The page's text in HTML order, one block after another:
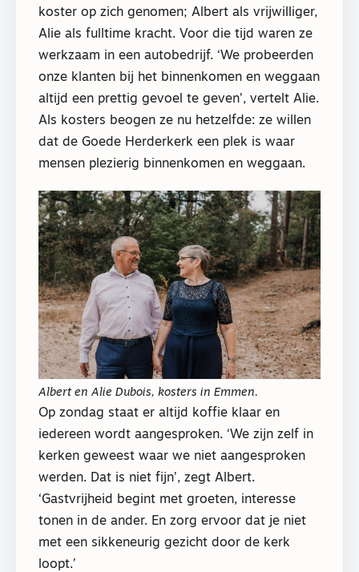
koster op zich genomen; Albert als vrijwilliger,
Alie als fulltime kracht. Voor die tijd waren ze
werkzaam in een autobedrijf. ‘We probeerden
onze klanten bij het binnenkomen en weggaan
altijd een prettig gevoel te geven’, vertelt Alie.
Als kosters beogen ze nu hetzelfde: ze willen
dat de Goede Herderkerk een plek is waar
mensen plezierig binnenkomen en weggaan.
Albert en Alie Dubois, kosters in Emmen.
Op zondag staat er altijd koffie klaar en
iedereen wordt aangesproken. ‘We zijn zelf in
kerken geweest waar we niet aangesproken
werden. Dat is niet fijn’, zegt Albert.
‘Gastvrijheid begint met groeten, interesse
tonen in de ander. En zorg ervoor dat je niet
met een sikkeneurig gezicht door de kerk
loopt.’